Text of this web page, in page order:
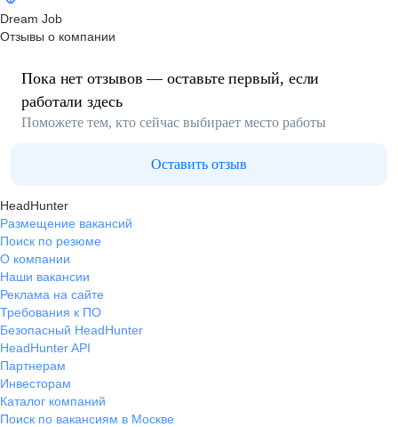
Dream Job
Отзывы о компании
Пока нет отзывов — оставьте первый, если
работали здесь
Поможете тем, кто сейчас выбирает место работы
Оставить отзыв
HeadHunter
Размещение вакансий
Поиск по резюме
О компании
Наши вакансии
Реклама на сайте
Требования к ПО
Безопасный HeadHunter
HeadHunter API
Партнерам
Инвесторам
Каталог компаний
Поиск по вакансиям в Москве